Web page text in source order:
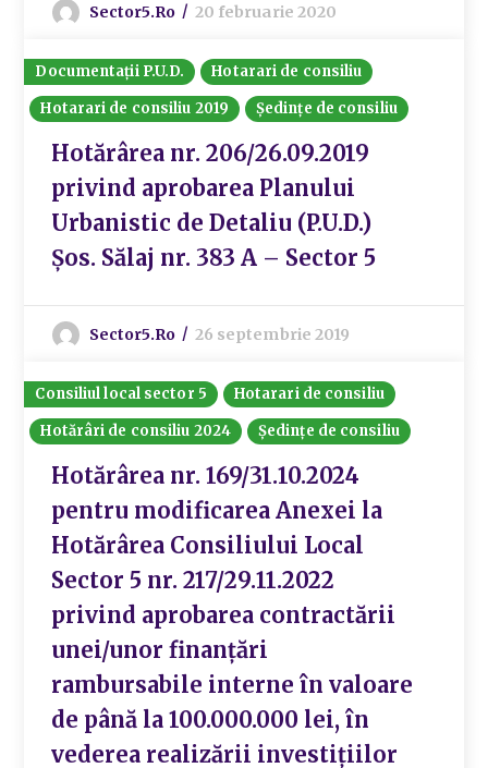
Sector5.ro 20 februarie 2020
Documentații P.U.D.
Hotarari de consiliu
Hotarari de consiliu 2019
Ședințe de consiliu
Hotărârea nr. 206/26.09.2019
privind aprobarea Planului
Urbanistic de Detaliu (P.U.D.)
Șos. Sălaj nr. 383 A – Sector 5
Sector5.ro 26 septembrie 2019
Consiliul local sector 5
Hotarari de consiliu
Hotărâri de consiliu 2024
Ședințe de consiliu
Hotărârea nr. 169/31.10.2024
pentru modificarea Anexei la
Hotărârea Consiliului Local
Sector 5 nr. 217/29.11.2022
privind aprobarea contractării
unei/unor finanțări
rambursabile interne în valoare
de până la 100.000.000 lei, în
vederea realizării investițiilor